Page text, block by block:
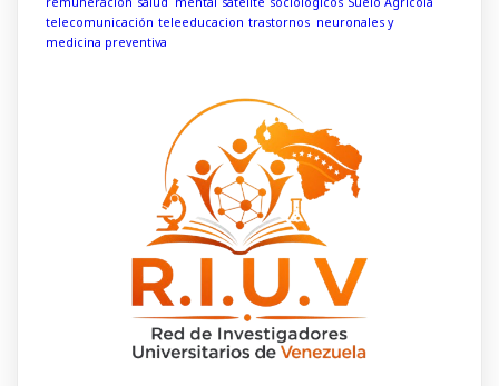
telecomunicación teleeducacion trastornos neuronales y
medicina preventiva